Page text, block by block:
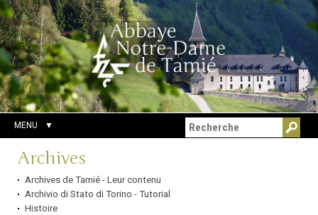
Aller
au
contenu.
|
Aller
à
la
navigation
Outils
personnels
Chercher par
Recherche
avancée…
MENU
Navigation
Archives
Archives de Tamié - Leur contenu
Archivio di Stato di Torino - Tutorial
Histoire